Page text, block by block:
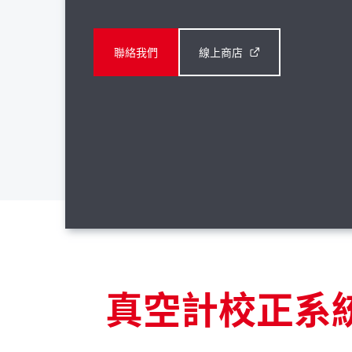
聯絡我們 線上商店
真空計校正系